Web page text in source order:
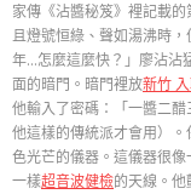
家傳《沾醬秘笈》裡記載
且燈號恒綠、聲如湯沸時
年…怎麼這麼快？」廖沾沾
面的暗門。暗門裡放新竹
他輸入了密碼：「一醬二
他這樣的傳統派才會用）
色光芒的儀器。這儀器很
一樣超音波健檢的天線。